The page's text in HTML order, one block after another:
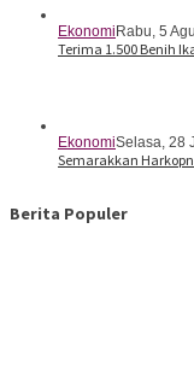
Ekonomi Rabu, 5
Terima 1.500 Benih
EkonomiSelasa, 28
Semarakkan
Berita Populer